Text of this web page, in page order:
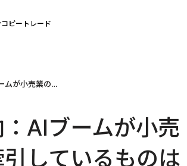
コピートレード
今日の株式市場の動向：AIブームが小売業の低迷を覆す中、牽引しているものは何か？
AIブームが小売
しているものは